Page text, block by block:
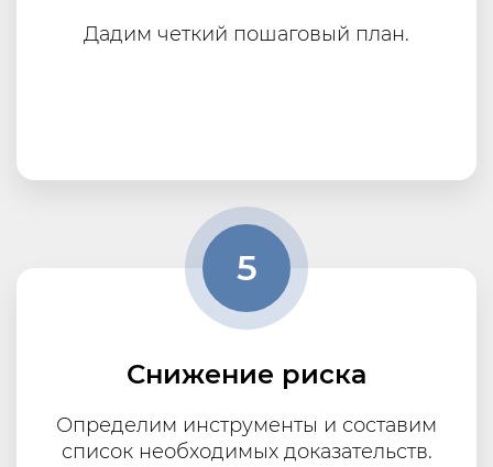
Дадим четкий пошаговый план.
5
Снижение риска
Определим инструменты и составим
список необходимых доказательств.